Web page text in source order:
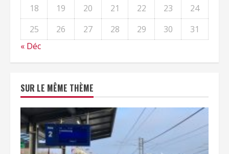
18 19 20 21 22 23
24
25
26 27 28 29 30
31
« Déc
SUR LE MÊME THÈME